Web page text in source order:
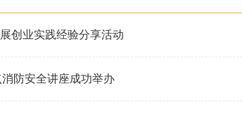
创业实践经验分享活动
消防安全讲座成功举办